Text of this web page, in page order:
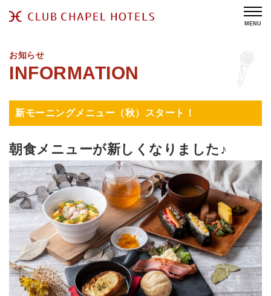
MENU
お知らせ
新モーニングメニュー（秋）スタート！
朝食メニューが新しくなりました♪